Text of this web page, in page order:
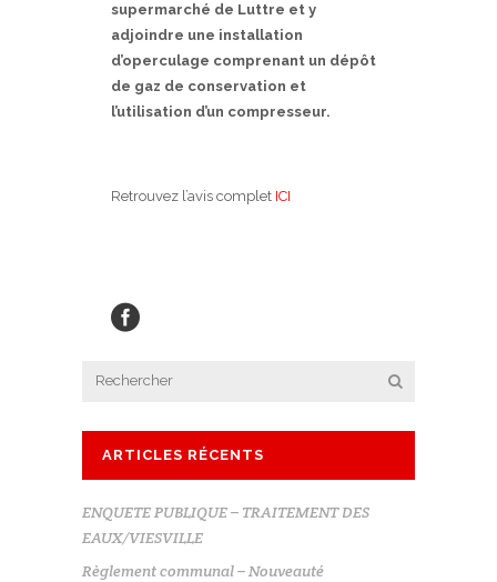
supermarché de Luttre et y
adjoindre une installation
d’operculage comprenant un dépôt
de gaz de conservation et
l’utilisation d’un compresseur.
Retrouvez l’avis complet ICI
ARTICLES RÉCENTS
ENQUETE PUBLIQUE – TRAITEMENT DES
EAUX/VIESVILLE
Règlement communal – Nouveauté